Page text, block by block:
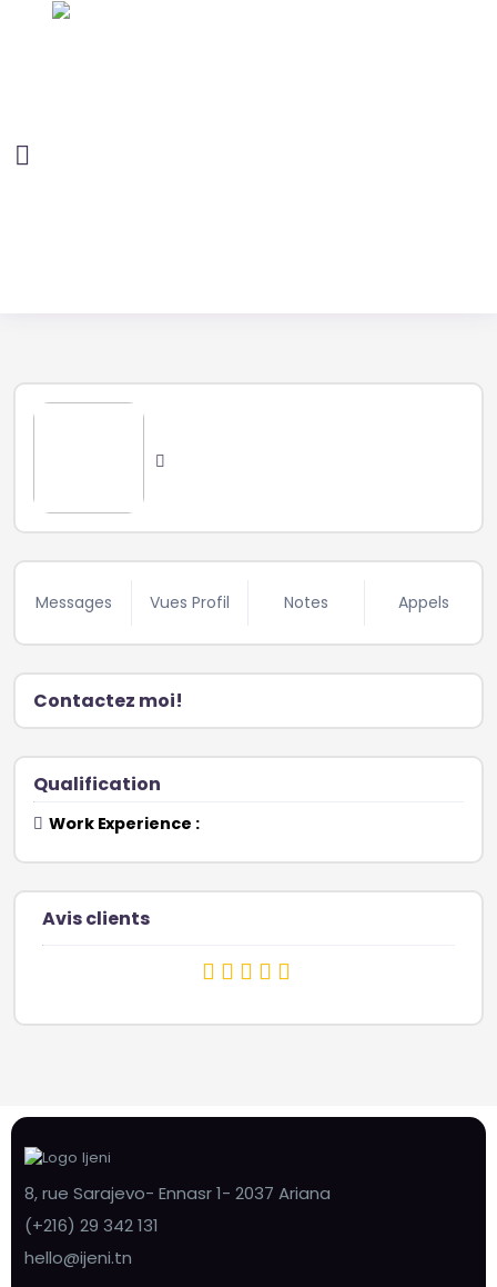
Messages Vues Profil Notes Appels
Contactez moi!
Qualification
Work Experience :
Avis clients
8, rue Sarajevo- Ennasr 1- 2037 Ariana
(+216) 29 342 131
hello@ijeni.tn